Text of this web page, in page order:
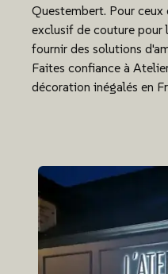
Questembert. Pour ceux
exclusif de couture pour
fournir des solutions
Faites confiance à
décoration inégalés en